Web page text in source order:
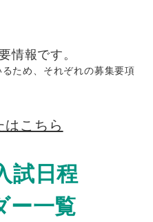
情報です。
ため、それぞれの募集要項
こちら
試日程
ー一覧